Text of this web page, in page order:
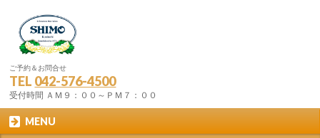
ご予約＆お問合せ
TEL 042-576-4500
受付時間 ＡＭ９：００～ＰＭ７：００
MENU